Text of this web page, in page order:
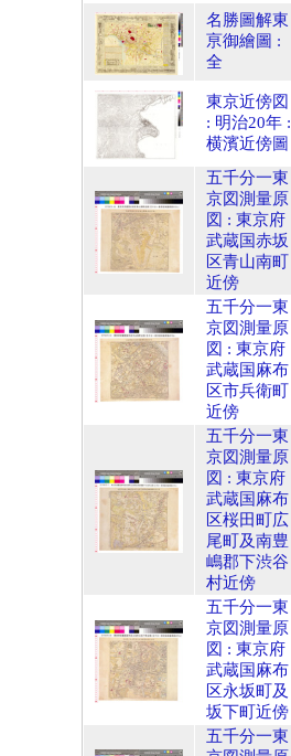
名勝圖解東
亰御繪圖 :
全
東京近傍図
: 明治20年 :
横濱近傍圖
五千分一東
京図測量原
図 : 東京府
武蔵国赤坂
区青山南町
近傍
五千分一東
京図測量原
図 : 東京府
武蔵国麻布
区市兵衛町
近傍
五千分一東
京図測量原
図 : 東京府
武蔵国麻布
区桜田町広
尾町及南豊
嶋郡下渋谷
村近傍
五千分一東
京図測量原
図 : 東京府
武蔵国麻布
区永坂町及
坂下町近傍
五千分一東